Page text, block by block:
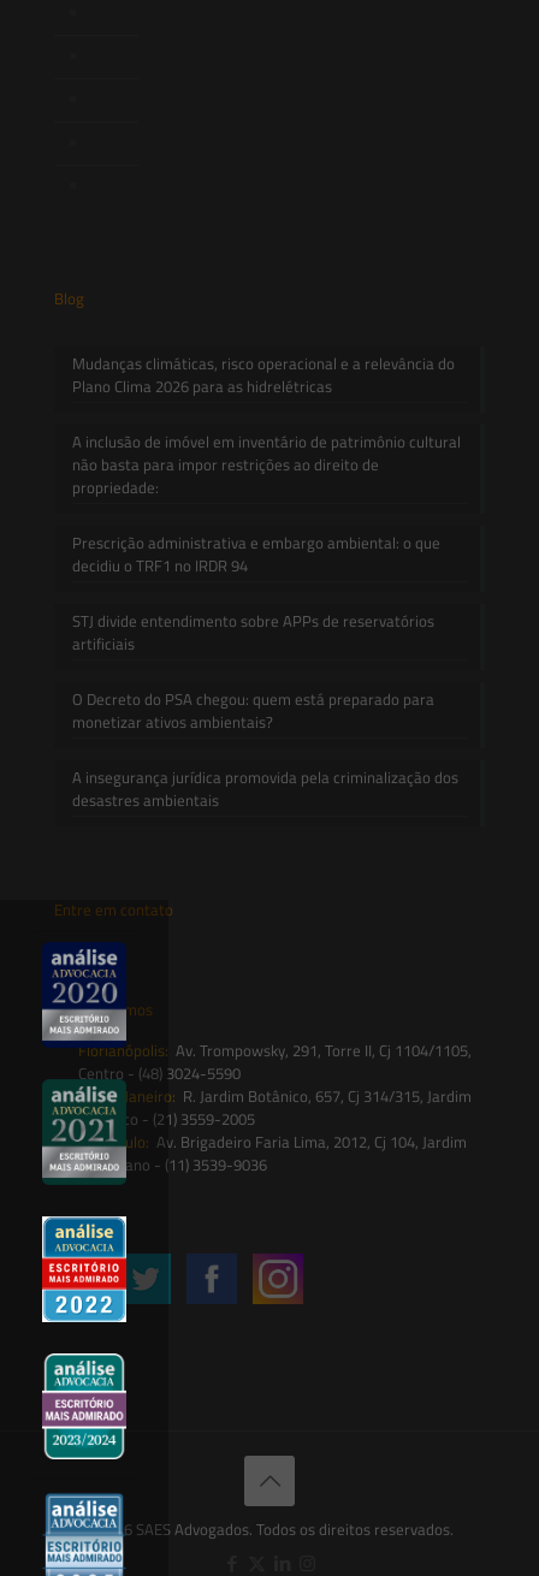
Blog
Mudanças climáticas, risco operacional e a relevância do
Plano Clima 2026 para as hidrelétricas
A inclusão de imóvel em inventário de patrimônio cultural
não basta para impor restrições ao direito de
propriedade:
Prescrição administrativa e embargo ambiental: o que
decidiu o TRF1 no IRDR 94
STJ divide entendimento sobre APPs de reservatórios
artificiais
O Decreto do PSA chegou: quem está preparado para
monetizar ativos ambientais?
A insegurança jurídica promovida pela criminalização dos
desastres ambientais
Entre em contato
contato@saesadvogados.com.br
Onde estamos
Florianópolis: Av. Trompowsky, 291, Torre II, Cj 1104/1105,
Centro - (48) 3024-5590
Rio de Janeiro: R. Jardim Botânico, 657, Cj 314/315, Jardim
Botânico - (21) 3559-2005
São Paulo: Av. Brigadeiro Faria Lima, 2012, Cj 104, Jardim
Paulistano - (11) 3539-9036
Siga-nos
© 2026 SAES Advogados. Todos os direitos reservados.